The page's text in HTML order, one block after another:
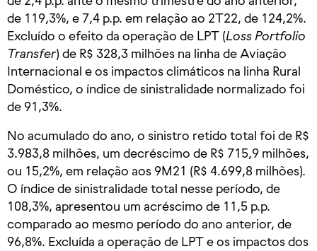
de 119,3%, e 7,4 p.p. em relação ao 2T22, de 124,2%.
Excluído o efeito da operação de LPT (Loss Portfolio
Transfer) de R$ 328,3 milhões na linha de Aviação
Internacional e os impactos climáticos na linha Rural
Doméstico, o índice de sinistralidade normalizado foi
de 91,3%.
No acumulado do ano, o sinistro retido total foi de R$
3.983,8 milhões, um decréscimo de R$ 715,9 milhões,
ou 15,2%, em relação aos 9M21 (R$ 4.699,8 milhões).
O índice de sinistralidade total nesse período, de
108,3%, apresentou um acréscimo de 11,5 p.p.
comparado ao mesmo período do ano anterior, de
96,8%. Excluída a operação de LPT e os impactos dos